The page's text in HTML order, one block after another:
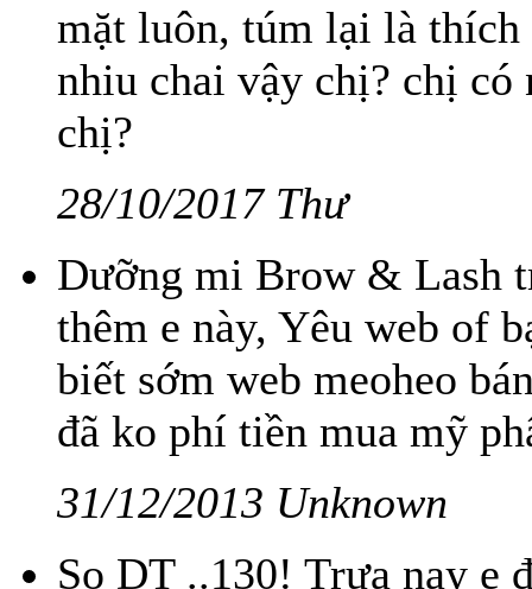
mặt luôn, túm lại là thích
nhiu chai vậy chị? chị có
chị?
28/10/2017 Thư
Dưỡng mi Brow & Lash
thêm e này, Yêu web of
biết sớm web meoheo
đã ko phí tiền mua mỹ
31/12/2013 Unknown
So DT ..130! Trưa nay e